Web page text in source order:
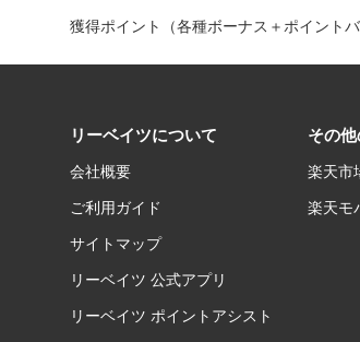
獲得ポイント（各種ボーナス＋ポイント
リーベイツについて
会社概要
ご利用ガイド
サイトマップ
リーベイツ 公式アプリ
リーベイツ ポイントアシスト
その
楽天市
楽天モ